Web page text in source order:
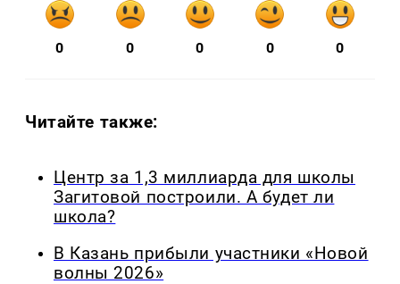
0 0 0 0 0
Читайте также:
Центр за 1,3 миллиарда для школы
Загитовой построили. А будет ли
школа?
В Казань прибыли участники «Новой
волны 2026»